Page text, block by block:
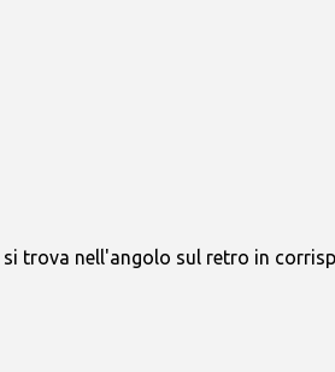
trova nell'angolo sul retro in